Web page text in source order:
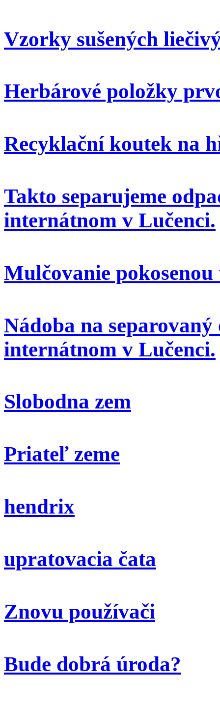
Vzorky sušených
Herbárové položky
Recyklační koutek na
Takto separujeme
internátnom v Lučenci.
Mulčovanie
Nádoba na
internátnom v Lučenci.
Slobodna zem
Priateľ zeme
hendrix
upratovacia čata
Znovu používači
Bude dobrá úroda?